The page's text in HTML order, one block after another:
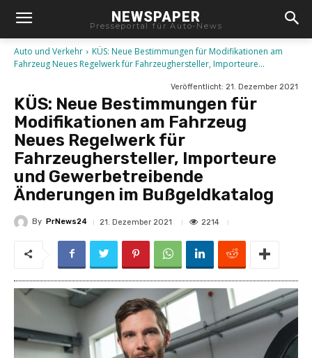
NEWSPAPER
Presseportal für Auto-News
Auto und Verkehr
KÜS: Neue Bestimmungen für Modifikationen am
Fahrzeug Neues Regelwerk für Fahrzeughersteller, Importeure...
Veröffentlicht: 21. Dezember 2021
KÜS: Neue Bestimmungen für
Modifikationen am Fahrzeug
Neues Regelwerk für
Fahrzeughersteller, Importeure
und Gewerbetreibende
Änderungen im Bußgeldkatalog
By PrNews24 21. Dezember 2021 2214